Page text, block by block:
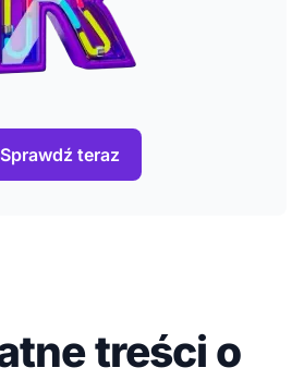
Sprawdź teraz
treści o